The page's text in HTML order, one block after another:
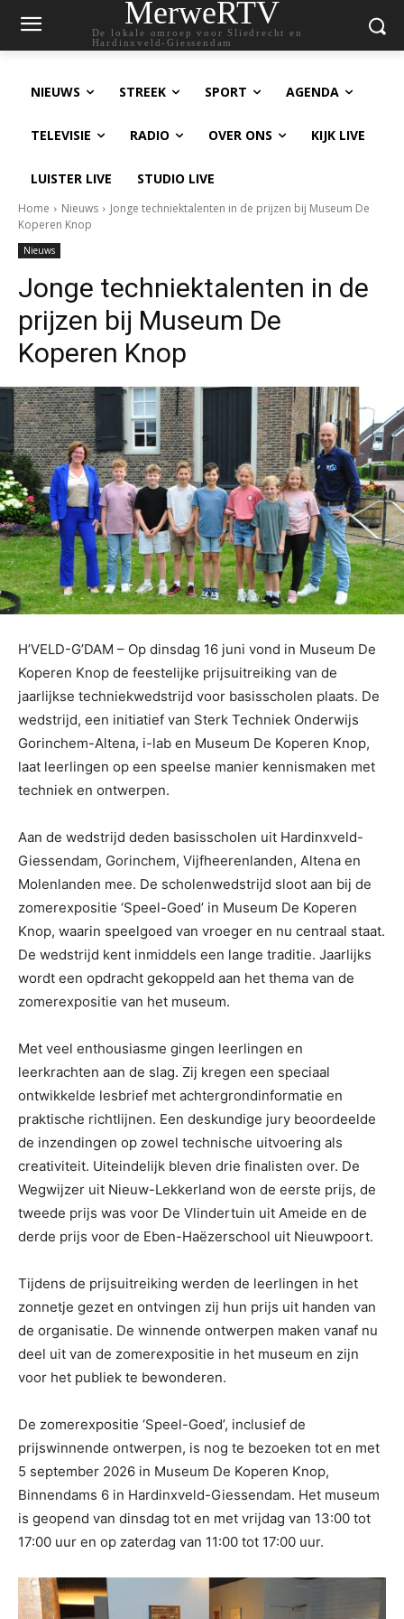
MerweRTV
De lokale omroep voor Sliedrecht en
Hardinxveld-Giessendam
NIEUWS STREEK SPORT AGENDA
TELEVISIE RADIO OVER ONS KIJK LIVE
LUISTER LIVE STUDIO LIVE
Home Nieuws
Jonge techniektalenten in de prijzen bij Museum De
Koperen Knop
Nieuws
Jonge techniektalenten in de
prijzen bij Museum De
Koperen Knop
H’VELD-G’DAM – Op dinsdag 16 juni vond in Museum De
Koperen Knop de feestelijke prijsuitreiking van de
jaarlijkse techniekwedstrijd voor basisscholen plaats. De
wedstrijd, een initiatief van Sterk Techniek Onderwijs
Gorinchem-Altena, i-lab en Museum De Koperen Knop,
laat leerlingen op een speelse manier kennismaken met
techniek en ontwerpen.
Aan de wedstrijd deden basisscholen uit Hardinxveld-
Giessendam, Gorinchem, Vijfheerenlanden, Altena en
Molenlanden mee. De scholenwedstrijd sloot aan bij de
zomerexpositie ‘Speel-Goed’ in Museum De Koperen
Knop, waarin speelgoed van vroeger en nu centraal staat.
De wedstrijd kent inmiddels een lange traditie. Jaarlijks
wordt een opdracht gekoppeld aan het thema van de
zomerexpositie van het museum.
Met veel enthousiasme gingen leerlingen en
leerkrachten aan de slag. Zij kregen een speciaal
ontwikkelde lesbrief met achtergrondinformatie en
praktische richtlijnen. Een deskundige jury beoordeelde
de inzendingen op zowel technische uitvoering als
creativiteit. Uiteindelijk bleven drie finalisten over. De
Wegwijzer uit Nieuw-Lekkerland won de eerste prijs, de
tweede prijs was voor De Vlindertuin uit Ameide en de
derde prijs voor de Eben-Haëzerschool uit Nieuwpoort.
Tijdens de prijsuitreiking werden de leerlingen in het
zonnetje gezet en ontvingen zij hun prijs uit handen van
de organisatie. De winnende ontwerpen maken vanaf nu
deel uit van de zomerexpositie in het museum en zijn
voor het publiek te bewonderen.
De zomerexpositie ‘Speel-Goed’, inclusief de
prijswinnende ontwerpen, is nog te bezoeken tot en met
5 september 2026 in Museum De Koperen Knop,
Binnendams 6 in Hardinxveld-Giessendam. Het museum
is geopend van dinsdag tot en met vrijdag van 13:00 tot
17:00 uur en op zaterdag van 11:00 tot 17:00 uur.